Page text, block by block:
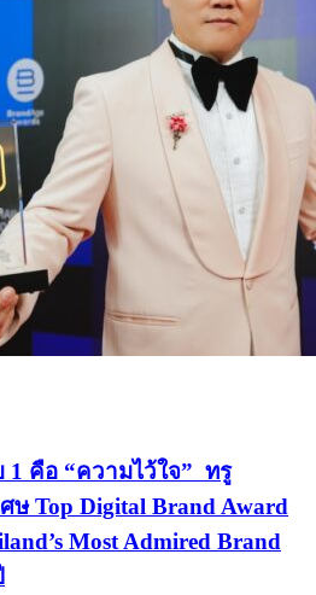
คือ “ความไว้ใจ” ทรู
ษ Top Digital Brand Award
Most Admired Brand